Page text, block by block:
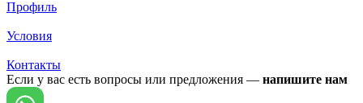
Профиль
Условия
Контакты
Если у вас есть вопросы или предложения — напишите нам